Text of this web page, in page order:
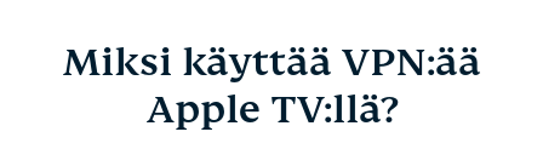
Miksi käyttää VPN:ää
Apple TV:llä?